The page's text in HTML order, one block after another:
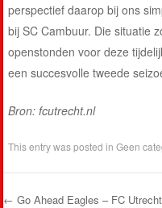
perspectief daarop bij ons
bij SC Cambuur. Die situatie
openstonden voor deze
een succesvolle tweede
Bron: fcutrecht.nl
This entry was posted inGeen
← Go Ahead Eagles – FC